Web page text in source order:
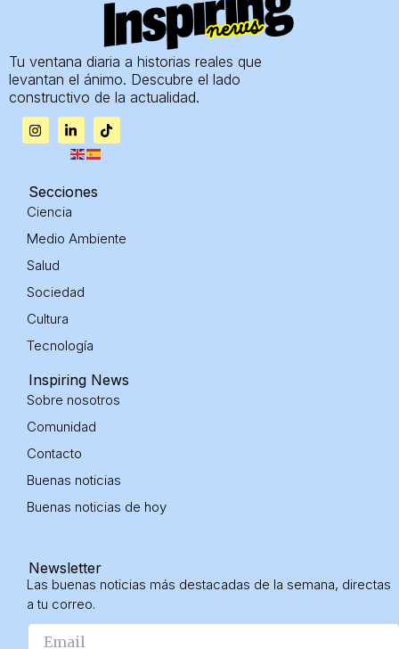
Tu ventana diaria a historias reales que
levantan el ánimo. Descubre el lado
constructivo de la actualidad.
I
n
g
r
a
m
i
n
k
d
n
-
i
T
i
Secciones
Ciencia
Medio Ambiente
Salud
Sociedad
Cultura
Tecnología
Inspiring News
Sobre nosotros
Comunidad
Contacto
Buenas noticias
Buenas noticias de hoy
Newsletter
Las buenas noticias más destacadas de la semana, directas
a tu correo.